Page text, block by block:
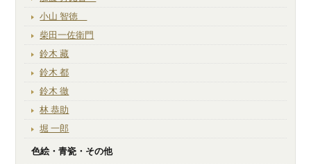
小山 智徳
柴田一佐衛門
鈴木 藏
鈴木 都
鈴木 徹
林 恭助
堀 一郎
色絵・青瓷・その他